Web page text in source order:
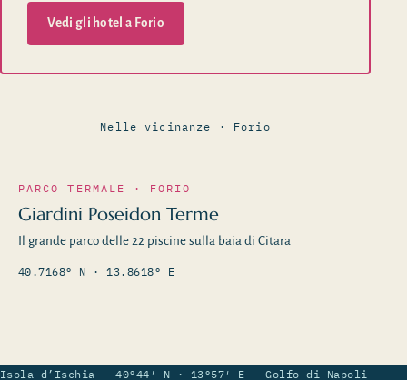
Vedi gli hotel a Forio
Nelle vicinanze · Forio
PARCO TERMALE · FORIO
Giardini Poseidon Terme
Il grande parco delle 22 piscine sulla baia di Citara
40.7168° N · 13.8618° E
Isola d’Ischia — 40°44′ N · 13°57′ E — Golfo di Napoli